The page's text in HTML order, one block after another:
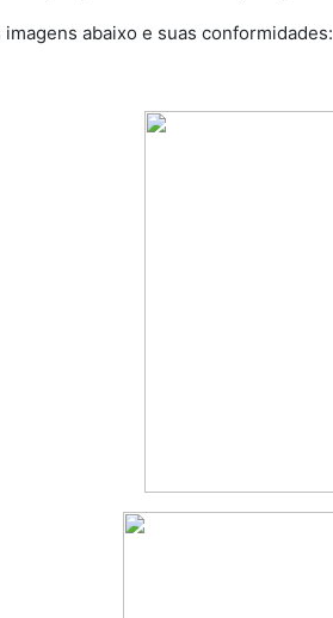
imagens abaixo e suas conformidades: